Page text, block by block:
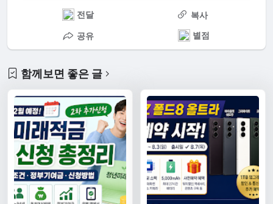
전달
복사
공유
별점
함께보면 좋은 글